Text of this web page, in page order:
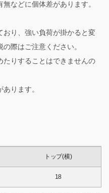
などに個体差があります。
り、強い負荷が掛かると変
際はご注意ください。
りすることはできませんの
ります。
トップ(横)
18